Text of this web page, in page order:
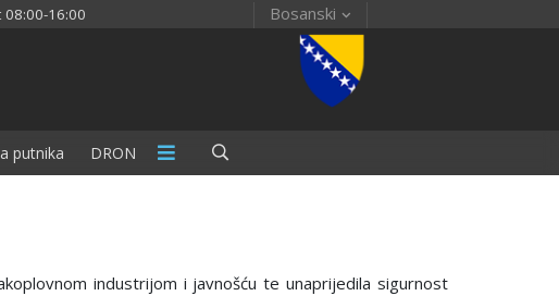
08:00-16:00 Bosanski
putnika DRON
industrijom i javnošću te unaprijedila sigurnost